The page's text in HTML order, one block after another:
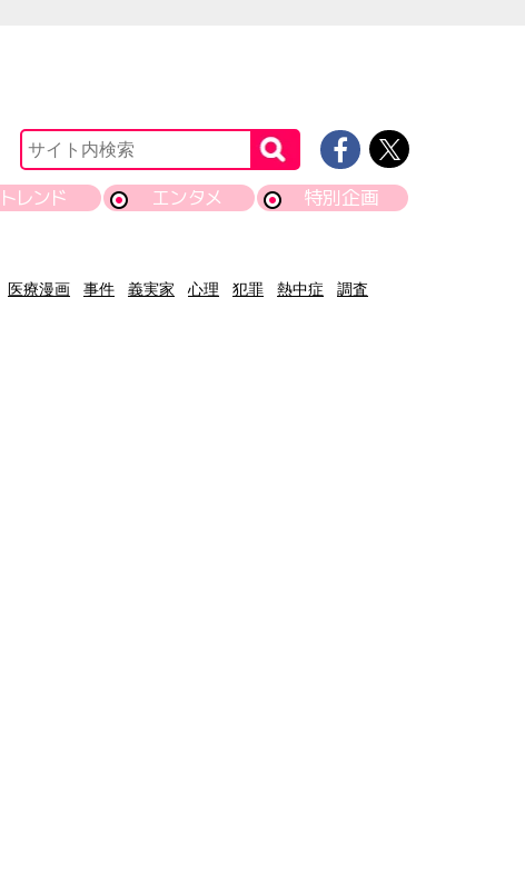
トレンド エンタメ 特別企画
医療漫画 事件 義実家 心理 犯罪 熱中症
調査